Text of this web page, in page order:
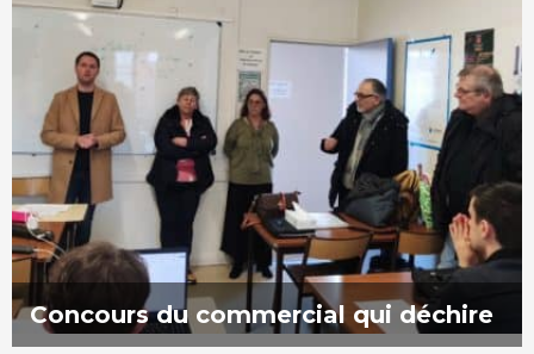
Concours du commercial qui déchire